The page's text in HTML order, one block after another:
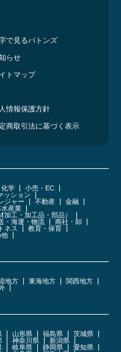
で見るバトンズ
らせ
トマップ
情報保護方針
商取引法に基づく表示
化学
小売・EC
ッション
ジャー 不動産
金融
水産業
加工・加工品・部品）
・海運・物流
商社・卸
ネス
教育・保育
他
地方 東海地方
関西地方
山形県 福島県
茨城県
神奈川県
新潟県
岐阜県 静岡県
愛知県